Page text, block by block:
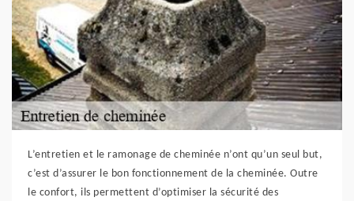
L’entretien et le ramonage de cheminée n’ont qu’un seul but,
c’est d’assurer le bon fonctionnement de la cheminée. Outre
le confort, ils permettent d’optimiser la sécurité des